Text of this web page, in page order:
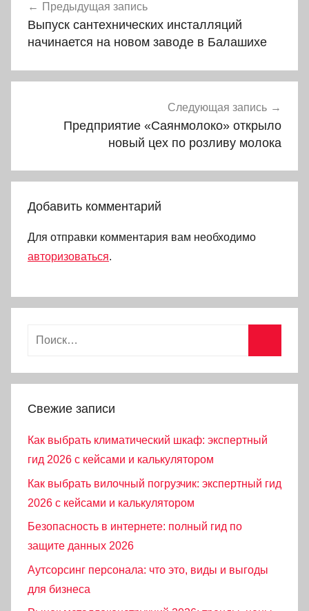
по
записям
Предыдущая запись
Выпуск сантехнических инсталляций
начинается на новом заводе в Балашихе
Следующая запись
Предприятие «Саянмолоко» открыло
новый цех по розливу молока
Добавить комментарий
Для отправки комментария вам необходимо
авторизоваться.
Найти:
Свежие записи
Как выбрать климатический шкаф: экспертный
гид 2026 с кейсами и калькулятором
Как выбрать вилочный погрузчик: экспертный гид
2026 с кейсами и калькулятором
Безопасность в интернете: полный гид по
защите данных 2026
Аутсорсинг персонала: что это, виды и выгоды
для бизнеса